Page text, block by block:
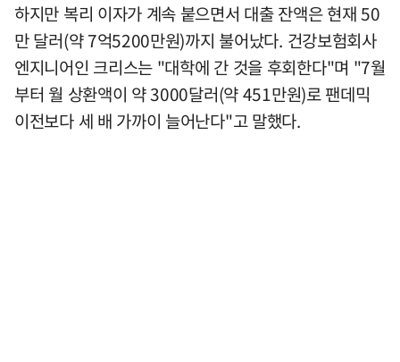
하지만 복리 이자가 계속 붙으면서 대출 잔액은 현재 50
만 달러(약 7억5200만원)까지 불어났다. 건강보험회사
엔지니어인 크리스는 "대학에 간 것을 후회한다"며 "7월
부터 월 상환액이 약 3000달러(약 451만원)로 팬데믹
이전보다 세 배 가까이 늘어난다"고 말했다.